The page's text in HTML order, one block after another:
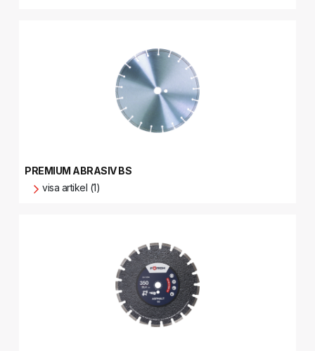
PREMIUM ABRASIV BS
visa artikel (1)